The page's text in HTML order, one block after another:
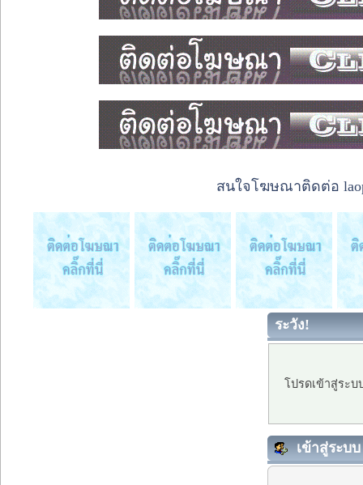
สนใจโฆษณาติดต่อ
ระวัง!
โปรดเข้าสู่ระ
เข้าสู่ระบบ